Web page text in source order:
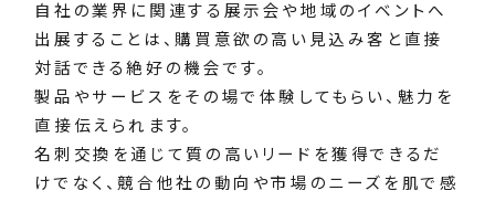
自社の業界に関連する展示会や地域のイベントへ
出展することは、購買意欲の高い見込み客と直接
対話できる絶好の機会です。
製品やサービスをその場で体験してもらい、魅力を
直接伝えられます。
名刺交換を通じて質の高いリードを獲得できるだ
けでなく、競合他社の動向や市場のニーズを肌で感